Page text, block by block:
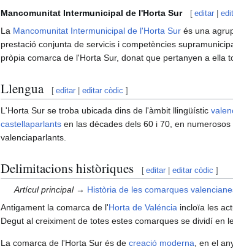
Mancomunitat Intermunicipal de l'Horta Sur [ editar |
La Mancomunitat Intermunicipal de l'Horta Sur és una
prestació conjunta de servicis i competències
pròpia comarca de l'Horta Sur, donat que pertanyen a ella
Llengua [ editar |editar còdic ]
L'Horta Sur se troba ubicada dins de l'àmbit llingüístic
castellaparlants en las décades dels 60 i 70, en
valenciaparlants.
Delimitacions històriques [ editar |editar còdic ]
Artícul principal → Història de les comarques
Antigament la comarca de l'Horta de Valéncia incloïa les
Degut al creiximent de totes estes comarques se dividí en
La comarca de l'Horta Sur és de creació moderna , en el